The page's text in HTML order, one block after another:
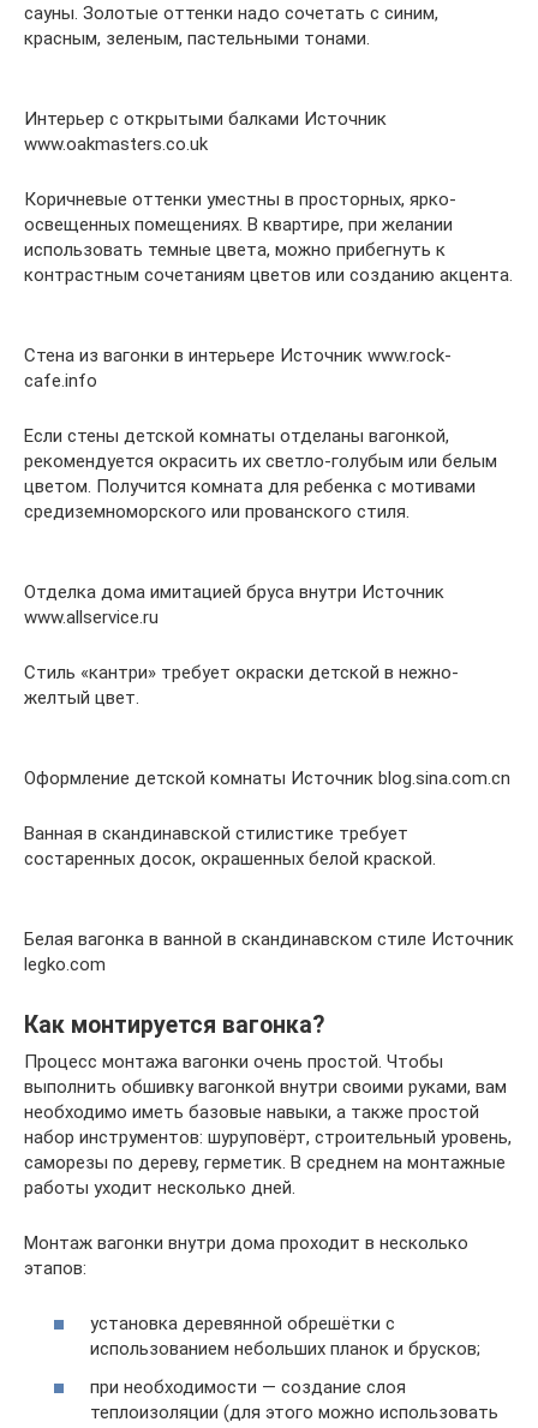
сауны. Золотые оттенки надо сочетать с синим,
красным, зеленым, пастельными тонами.
Интерьер с открытыми балками Источник
www.oakmasters.co.uk
Коричневые оттенки уместны в просторных, ярко-
освещенных помещениях. В квартире, при желании
использовать темные цвета, можно прибегнуть к
контрастным сочетаниям цветов или созданию акцента.
Стена из вагонки в интерьере Источник www.rock-
cafe.info
Если стены детской комнаты отделаны вагонкой,
рекомендуется окрасить их светло-голубым или белым
цветом. Получится комната для ребенка с мотивами
средиземноморского или прованского стиля.
Отделка дома имитацией бруса внутри Источник
www.allservice.ru
Стиль «кантри» требует окраски детской в нежно-
желтый цвет.
Оформление детской комнаты Источник blog.sina.com.cn
Ванная в скандинавской стилистике требует
состаренных досок, окрашенных белой краской.
Белая вагонка в ванной в скандинавском стиле Источник
legko.com
Как монтируется вагонка?
Процесс монтажа вагонки очень простой. Чтобы
выполнить обшивку вагонкой внутри своими руками, вам
необходимо иметь базовые навыки, а также простой
набор инструментов: шуруповёрт, строительный уровень,
саморезы по дереву, герметик. В среднем на монтажные
работы уходит несколько дней.
Монтаж вагонки внутри дома проходит в несколько
этапов:
установка деревянной обрешётки с
использованием небольших планок и брусков;
при необходимости — создание слоя
теплоизоляции (для этого можно использовать